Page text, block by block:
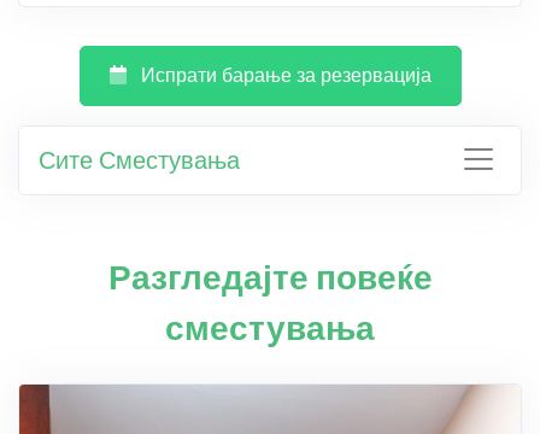
Испрати барање за резервација
Сите Сместувања
Разгледајте повеќе
сместувања